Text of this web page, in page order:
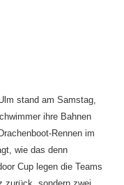
stand am Samstag,
ihre Bahnen
Rennen im
wie das denn
Cup legen die Teams